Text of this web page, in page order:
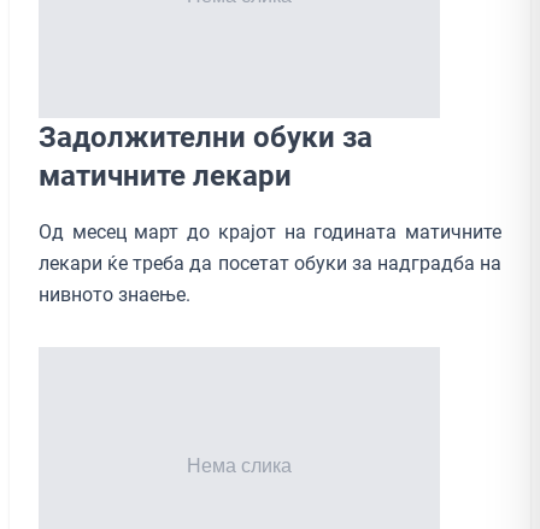
Задолжителни обуки за
матичните лекари
Од месец март до крајот на годината матичните
лекари ќе треба да посетат обуки за надградба на
нивното знаење.